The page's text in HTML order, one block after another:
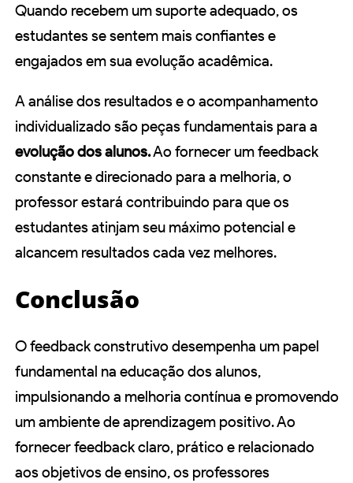
Quando recebem um suporte adequado, os
estudantes se sentem mais confiantes e
engajados em sua evolução acadêmica.
A análise dos resultados e o acompanhamento
individualizado são peças fundamentais para a
evolução dos alunos.Ao fornecer um feedback
constante e direcionado para a melhoria, o
professor estará contribuindo para que os
estudantes atinjam seu máximo potencial e
alcancem resultados cada vez melhores.
Conclusão
O feedback construtivo desempenha um papel
fundamental na educação dos alunos,
impulsionando a melhoria contínua e promovendo
um ambiente de aprendizagem positivo. Ao
fornecer feedback claro, prático e relacionado
aos objetivos de ensino, os professores